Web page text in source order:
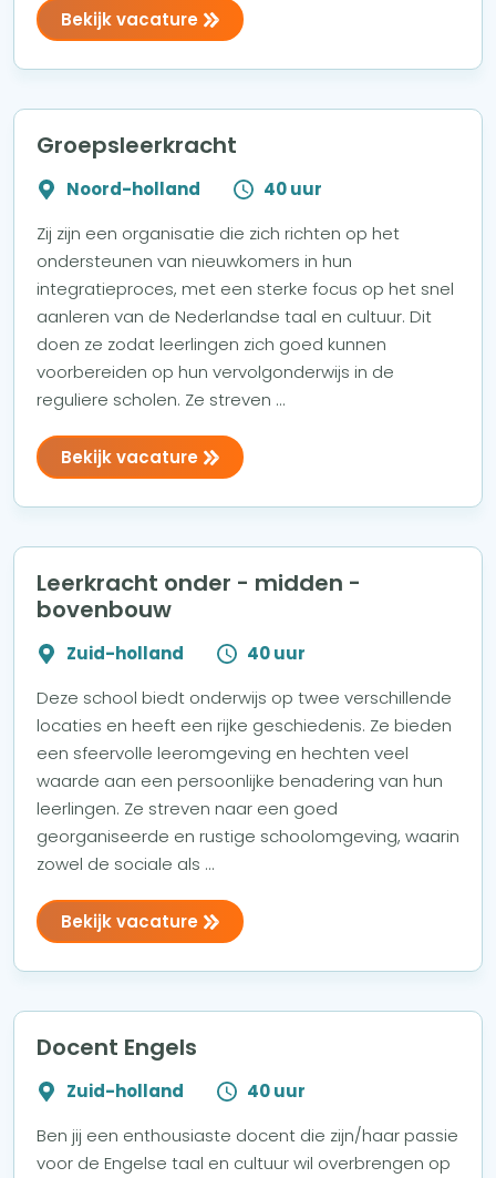
Bekijk vacature
Groepsleerkracht
Noord-holland
40 uur
Zij zijn een organisatie die zich richten op het
ondersteunen van nieuwkomers in hun
integratieproces, met een sterke focus op het snel
aanleren van de Nederlandse taal en cultuur. Dit
doen ze zodat leerlingen zich goed kunnen
voorbereiden op hun vervolgonderwijs in de
reguliere scholen. Ze streven ...
Bekijk vacature
Leerkracht onder - midden -
bovenbouw
Zuid-holland
40 uur
Deze school biedt onderwijs op twee verschillende
locaties en heeft een rijke geschiedenis. Ze bieden
een sfeervolle leeromgeving en hechten veel
waarde aan een persoonlijke benadering van hun
leerlingen. Ze streven naar een goed
georganiseerde en rustige schoolomgeving, waarin
zowel de sociale als ...
Bekijk vacature
Docent Engels
Zuid-holland
40 uur
Ben jij een enthousiaste docent die zijn/haar passie
voor de Engelse taal en cultuur wil overbrengen op